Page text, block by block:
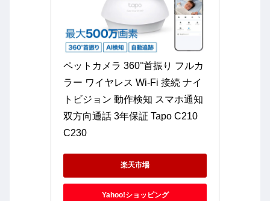
ペットカメラ 360°首振り フルカ
ラー ワイヤレス Wi-Fi 接続 ナイ
トビジョン 動作検知 スマホ通知
双方向通話 3年保証 Tapo C210
C230
楽天市場
Yahoo!ショッピング